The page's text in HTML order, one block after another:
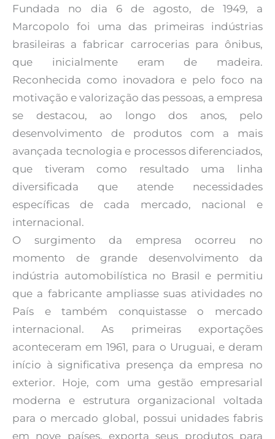
Fundada no dia 6 de agosto, de 1949, a
Marcopolo foi uma das primeiras indústrias
brasileiras a fabricar carrocerias para ônibus,
que inicialmente eram de madeira.
Reconhecida como inovadora e pelo foco na
motivação e valorização das pessoas, a empresa
se destacou, ao longo dos anos, pelo
desenvolvimento de produtos com a mais
avançada tecnologia e processos diferenciados,
que tiveram como resultado uma linha
diversificada que atende necessidades
específicas de cada mercado, nacional e
internacional.
O surgimento da empresa ocorreu no
momento de grande desenvolvimento da
indústria automobilística no Brasil e permitiu
que a fabricante ampliasse suas atividades no
País e também conquistasse o mercado
internacional. As primeiras exportações
aconteceram em 1961, para o Uruguai, e deram
início à significativa presença da empresa no
exterior. Hoje, com uma gestão empresarial
moderna e estrutura organizacional voltada
para o mercado global, possui unidades fabris
em nove países, exporta seus produtos para